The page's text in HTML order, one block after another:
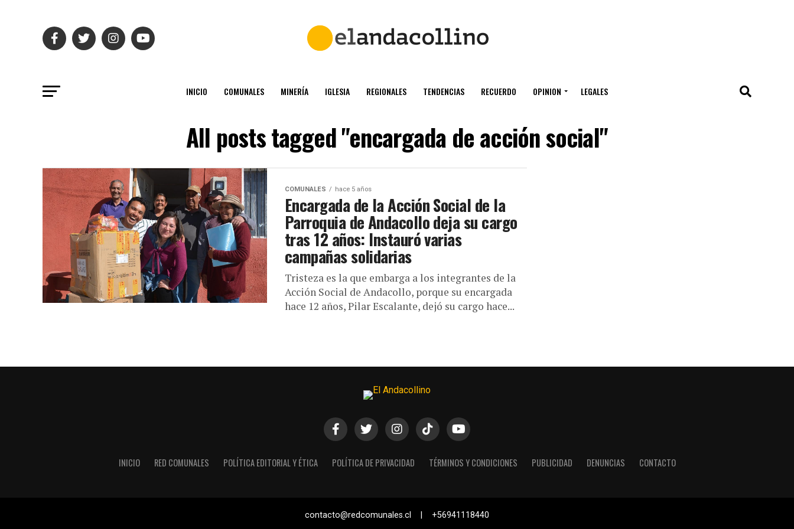
INICIO COMUNALES MINERÍA IGLESIA REGIONALES TENDENCIAS RECUERDO OPINION LEGALES
All posts tagged "encargada de acción social"
COMUNALES hace 5 años
Encargada de la Acción Social de la
Parroquia de Andacollo deja su cargo
tras 12 años: Instauró varias
campañas solidarias
Tristeza es la que embarga a los integrantes de la
Acción Social de Andacollo, porque su encargada
hace 12 años, Pilar Escalante, dejó su cargo hace...
INICIO RED COMUNALES POLÍTICA EDITORIAL Y ÉTICA POLÍTICA DE PRIVACIDAD TÉRMINOS Y CONDICIONES PUBLICIDAD DENUNCIAS CONTACTO
contacto@redcomunales.cl | +56941118440